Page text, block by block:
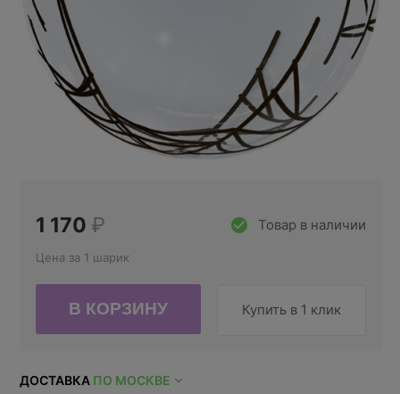
Товар в наличии
1 170 ₽
Цена за 1 шарик
Купить в 1 клик
ДОСТАВКА ПО МОСКВЕ